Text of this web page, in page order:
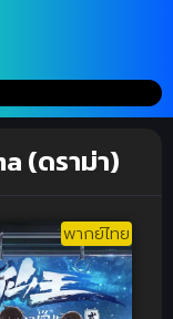
(ดราม่า)
พากย์ไทย